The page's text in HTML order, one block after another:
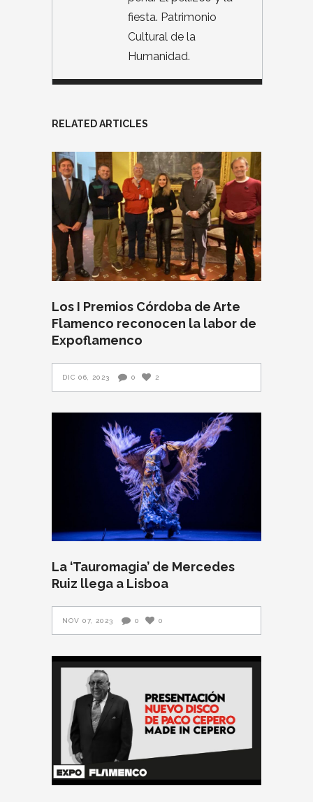
fiesta. Patrimonio
Cultural de la
Humanidad.
RELATED ARTICLES
Los I Premios Córdoba de Arte
Flamenco reconocen la labor de
Expoflamenco
DIC 06, 2023 0 2
La ‘Tauromagia’ de Mercedes
Ruiz llega a Lisboa
NOV 07, 2023 0 0